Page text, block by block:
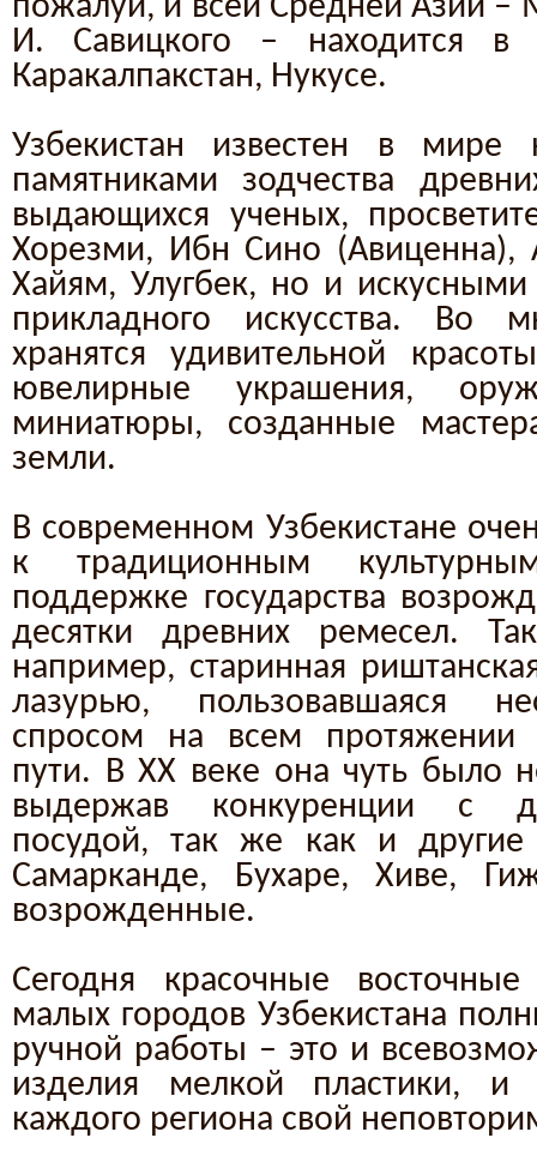
пожалуй, и всей Средней Азии –
И. Савицкого – находится в
Каракалпакстан, Нукусе.
Узбекистан известен в мире
памятниками зодчества
выдающихся ученых,
Хорезми, Ибн Сино
Хайям, Улугбек, но и
прикладного искусства. Во
хранятся удивительной
ювелирные украшения,
миниатюры, созданные
земли.
В современном Узбекистане
к традиционным
поддержке государства
десятки древних ремесел.
например, старинная
лазурью, пользовавшаяся
спросом на всем протяжении
пути. В XX веке она чуть было
выдержав конкуренции с
посудой, так же как и
Самарканде, Бухаре, Хиве,
возрожденные.
Сегодня красочные
малых городов Узбекистана
ручной работы – это и
изделия мелкой пластики,
каждого региона свой